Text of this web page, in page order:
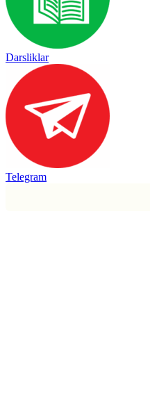
Darsliklar
Telegram